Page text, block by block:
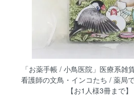
「お薬手帳 / 小鳥医院」医療系雑
看護師の文鳥・インコたち / 薬局
【お1人様3冊まで】